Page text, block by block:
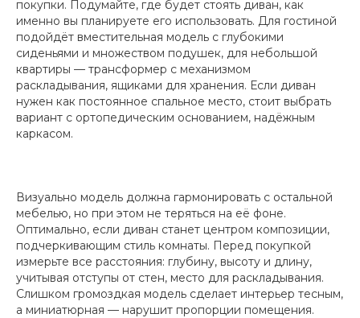
покупки. Подумайте, где будет стоять диван, как
именно вы планируете его использовать. Для гостиной
подойдёт вместительная модель с глубокими
сиденьями и множеством подушек, для небольшой
квартиры — трансформер с механизмом
раскладывания, ящиками для хранения. Если диван
нужен как постоянное спальное место, стоит выбрать
вариант с ортопедическим основанием, надёжным
каркасом.
Визуально модель должна гармонировать с остальной
мебелью, но при этом не теряться на её фоне.
Оптимально, если диван станет центром композиции,
подчеркивающим стиль комнаты. Перед покупкой
измерьте все расстояния: глубину, высоту и длину,
учитывая отступы от стен, место для раскладывания.
Слишком громоздкая модель сделает интерьер тесным,
а миниатюрная — нарушит пропорции помещения.